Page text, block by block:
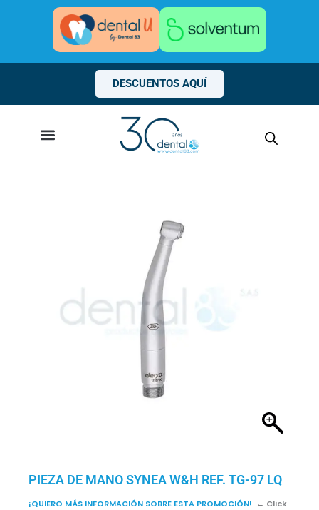
DESCUENTOS AQUÍ
PIEZA DE MANO SYNEA W&H REF. TG-97 LQ
¡QUIERO MÁS INFORMACIÓN SOBRE ESTA PROMOCIÓN! ← Click